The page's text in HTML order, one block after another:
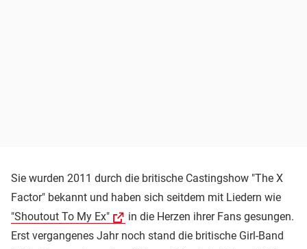
Sie wurden 2011 durch die britische Castingshow "The X
Factor" bekannt und haben sich seitdem mit Liedern wie
"Shoutout To My Ex"
in die Herzen ihrer Fans gesungen.
Erst vergangenes Jahr noch stand die britische Girl-Band